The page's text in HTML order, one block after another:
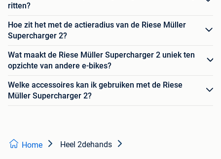
ritten?
Hoe zit het met de actieradius van de Riese Müller
Supercharger 2?
Wat maakt de Riese Müller Supercharger 2 uniek ten
opzichte van andere e-bikes?
Welke accessoires kan ik gebruiken met de Riese
Müller Supercharger 2?
Home Heel 2dehands